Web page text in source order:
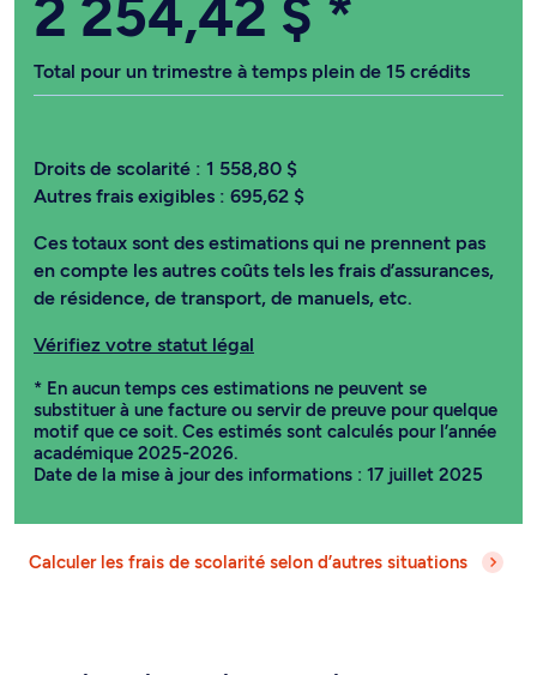
2 254,42 $ *
Total pour un trimestre à temps plein de 15 crédits
Droits de scolarité : 1 558,80 $
Autres frais exigibles : 695,62 $
Ces totaux sont des estimations qui ne prennent pas
en compte les autres coûts tels les frais d’assurances,
de résidence, de transport, de manuels, etc.
Vérifiez votre statut légal
* En aucun temps ces estimations ne peuvent se
substituer à une facture ou servir de preuve pour quelque
motif que ce soit. Ces estimés sont calculés pour l’année
académique 2025-2026.
Date de la mise à jour des informations : 17 juillet 2025
Calculer les frais de scolarité selon d’autres situations